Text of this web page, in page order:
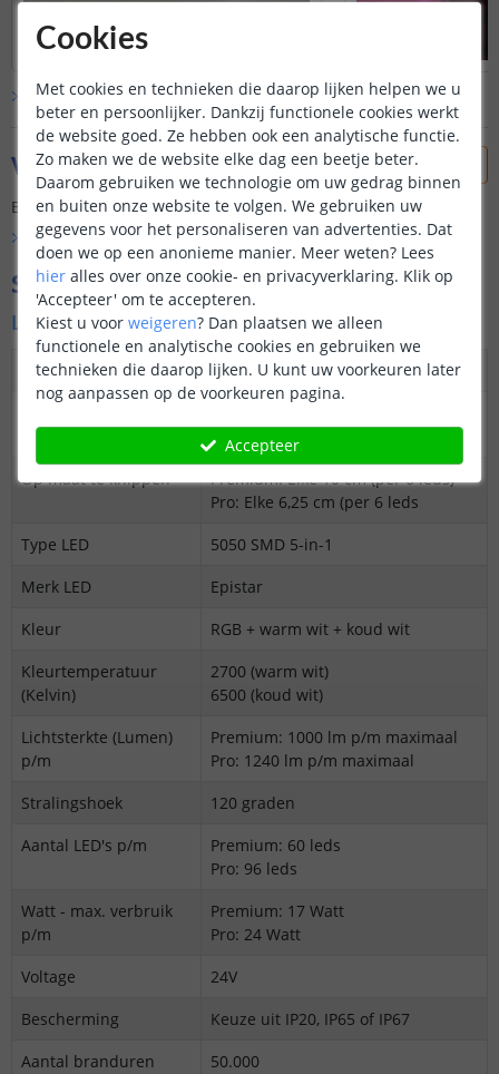
Bekijk alleklantfoto’s
Vraag & antwoord
Er is nog geen vraag gesteld over dit product.
Bekijk alle Vraag & antwoord
Specificaties
Ledstrip
Dimbaar
Ja
gehele lengte
Op maat te knippen
Premium: Elke 10 cm (per 6 leds)
Pro: Elke 6,25 cm (per 6 leds
Type LED
5050 SMD 5-in-1
Merk LED
Epistar
Kleur
RGB + warm wit + koud wit
Kleurtemperatuur
(Kelvin)
2700 (warm wit)
6500 (koud wit)
Lichtsterkte (Lumen)
p/m
Premium: 1000 lm p/m maximaal
Pro: 1240 lm p/m maximaal
Stralingshoek
120 graden
Aantal LED's p/m
Premium: 60 leds
Pro: 96 leds
Watt - max. verbruik
p/m
Premium: 17 Watt
Pro: 24 Watt
Voltage
24V
Bescherming
Keuze uit IP20, IP65 of IP67
Aantal branduren
50.000
Cookies
Met cookies en technieken die daarop lijken helpen we u
beter en persoonlijker. Dankzij functionele cookies werkt
de website goed. Ze hebben ook een analytische functie.
Zo maken we de website elke dag een beetje beter.
Daarom gebruiken we technologie om uw gedrag binnen
en buiten onze website te volgen. We gebruiken uw
gegevens voor het personaliseren van advertenties. Dat
doen we op een anonieme manier. Meer weten? Lees
hier alles over onze cookie- en privacyverklaring. Klik op
'Accepteer' om te accepteren.
Kiest u voor weigeren? Dan plaatsen we alleen
functionele en analytische cookies en gebruiken we
technieken die daarop lijken. U kunt uw voorkeuren later
nog aanpassen op de voorkeuren pagina.
Accepteer